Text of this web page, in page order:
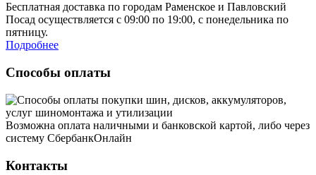
Бесплатная доставка по городам Раменское и Павловский
Посад осуществляется с 09:00 по 19:00, с понедельника по
пятницу.
Подробнее
Способы оплаты
Возможна оплата наличными и банковской картой, либо через
систему СбербанкОнлайн
Контакты